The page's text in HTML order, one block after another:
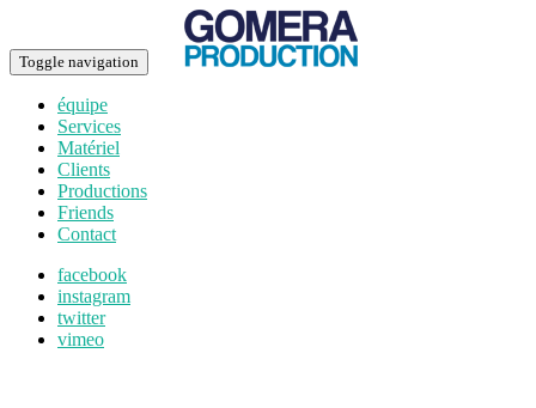
Toggle navigation
équipe
Services
Matériel
Clients
Productions
Friends
Contact
facebook
instagram
twitter
vimeo